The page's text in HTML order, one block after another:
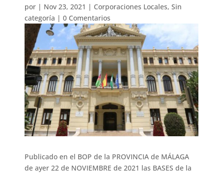
por | Nov 23, 2021 | Corporaciones Locales,Sin
categoría |0 Comentarios
Publicado en el BOP de la PROVINCIA de MÁLAGA
de ayer 22 de NOVIEMBRE de 2021 las BASES de la